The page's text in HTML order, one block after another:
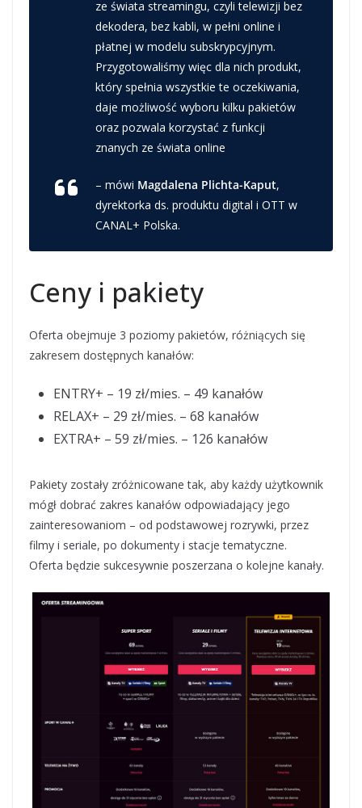
ze świata streamingu, czyli telewizji bez
dekodera, bez kabli, w pełni online i
płatnej w modelu subskrypcyjnym.
Przygotowaliśmy więc dla nich produkt,
który spełnia wszystkie te oczekiwania,
daje możliwość wyboru kilku pakietów
oraz pozwala korzystać z funkcji
znanych ze świata online
– mówi Magdalena Plichta-Kaput,
dyrektorka ds. produktu digital i OTT w
CANAL+ Polska.
Ceny i pakiety
Oferta obejmuje 3 poziomy pakietów, różniących się
zakresem dostępnych kanałów:
ENTRY+ – 19 zł/mies. – 49 kanałów
RELAX+ – 29 zł/mies. – 68 kanałów
EXTRA+ – 59 zł/mies. – 126 kanałów
Pakiety zostały zróżnicowane tak, aby każdy użytkownik
mógł dobrać zakres kanałów odpowiadający jego
zainteresowaniom – od podstawowej rozrywki, przez
filmy i seriale, po dokumenty i stacje tematyczne.
Oferta będzie sukcesywnie poszerzana o kolejne kanały.